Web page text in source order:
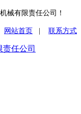
械有限责任公司！
网站首页 联系方式